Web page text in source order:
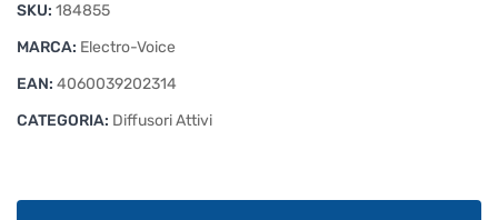
Attivo
quantità
SKU: 184855
MARCA: Electro-Voice
EAN: 4060039202314
CATEGORIA: Diffusori Attivi